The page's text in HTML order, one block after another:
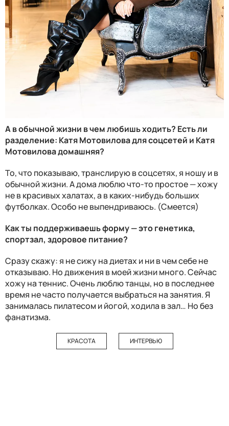
А в обычной жизни в чем любишь ходить? Есть ли
разделение: Катя Мотовилова для соцсетей и Катя
Мотовилова домашняя?
То, что показываю, транслирую в соцсетях, я ношу и в
обычной жизни. А дома люблю что-то простое — хожу
не в красивых халатах, а в каких-нибудь больших
футболках. Особо не выпендриваюсь. (Смеется)
Как ты поддерживаешь форму — это генетика,
спортзал, здоровое питание?
Сразу скажу: я не сижу на диетах и ни в чем себе не
отказываю. Но движения в моей жизни много. Сейчас
хожу на теннис. Очень люблю танцы, но в последнее
время не часто получается выбраться на занятия. Я
занималась пилатесом и йогой, ходила в зал… Но без
фанатизма.
КРАСОТА ИНТЕРВЬЮ